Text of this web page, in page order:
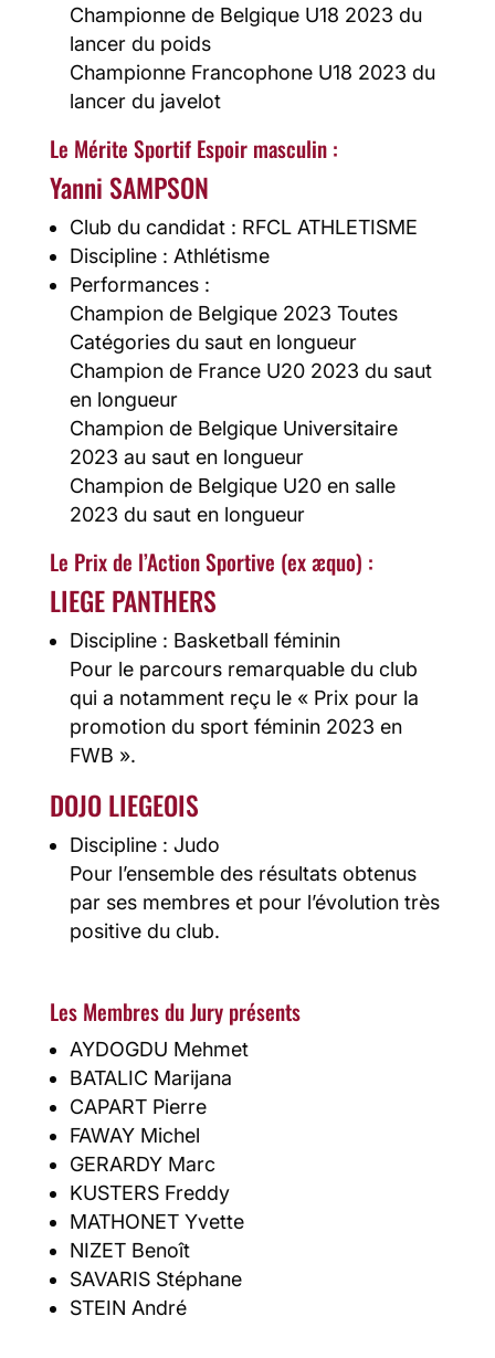
Championne de Belgique U18 2023 du
lancer du poids
Championne Francophone U18 2023 du
lancer du javelot
Le Mérite Sportif Espoir masculin :
Yanni SAMPSON
Club du candidat : RFCL ATHLETISME
Discipline : Athlétisme
Performances :
Champion de Belgique 2023 Toutes
Catégories du saut en longueur
Champion de France U20 2023 du saut
en longueur
Champion de Belgique Universitaire
2023 au saut en longueur
Champion de Belgique U20 en salle
2023 du saut en longueur
Le Prix de l’Action Sportive (ex æquo) :
LIEGE PANTHERS
Discipline : Basketball féminin
Pour le parcours remarquable du club
qui a notamment reçu le « Prix pour la
promotion du sport féminin 2023 en
FWB ».
DOJO LIEGEOIS
Discipline : Judo
Pour l’ensemble des résultats obtenus
par ses membres et pour l’évolution très
positive du club.
Les Membres du Jury présents
AYDOGDU Mehmet
BATALIC Marijana
CAPART Pierre
FAWAY Michel
GERARDY Marc
KUSTERS Freddy
MATHONET Yvette
NIZET Benoît
SAVARIS Stéphane
STEIN André